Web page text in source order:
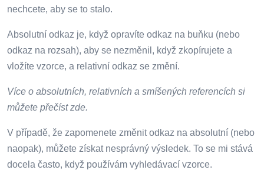
nechcete, aby se to stalo.
Absolutní odkaz je, když opravíte odkaz na buňku (nebo
odkaz na rozsah), aby se nezměnil, když zkopírujete a
vložíte vzorce, a relativní odkaz se změní.
Více o absolutních, relativních a smíšených referencích si
můžete přečíst zde.
V případě, že zapomenete změnit odkaz na absolutní (nebo
naopak), můžete získat nesprávný výsledek. To se mi stává
docela často, když používám vyhledávací vzorce.